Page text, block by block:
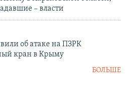
– власти
об атаке на ПЗРК
кран в Крыму
БОЛЬШЕ